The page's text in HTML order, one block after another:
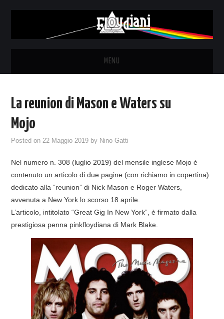
MENU
THE LUNATICS
SYD BARRETT – ALLE SOGLIE
DELL’ALBA
FANZINE
COVER & TRIBUTI
EVENTI
DISCOGRAFIA
LINKS
La reunion di Mason e Waters su
Mojo
Posted on22 Maggio 2019 by Nino Gatti
Nel numero n. 308 (luglio 2019) del mensile inglese Mojo è
contenuto un articolo di due pagine (con richiamo in copertina)
dedicato alla “reunion” di Nick Mason e Roger Waters,
avvenuta a New York lo scorso 18 aprile.
L’articolo, intitolato “Great Gig In New York”, è firmato dalla
prestigiosa penna pinkfloydiana di Mark Blake.